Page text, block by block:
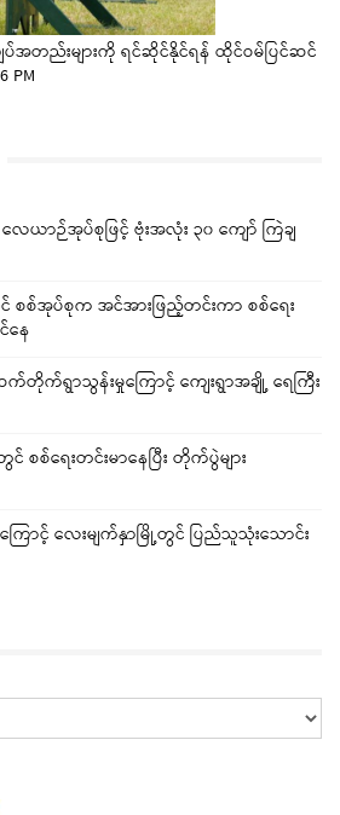
ပ်အတည်းများကို ရင်ဆိုင်နိုင်ရန် ထိုင်ဝမ်ပြင်ဆင်
PM
ယာဉ်အုပ်စုဖြင့် ဗုံးအလုံး ၃၀ ကျော် ကြဲချ
င် စစ်အုပ်စုက အင်အားဖြည့်တင်းကာ စစ်ရေး
နေ
က်တိုက်ရွာသွန်းမှုကြောင့် ကျေးရွာအချို့ ရေကြီး
စစ်ရေးတင်းမာနေပြီး တိုက်ပွဲများ
ောင့် လေးမျက်နှာမြို့တွင် ပြည်သူသုံးသောင်း